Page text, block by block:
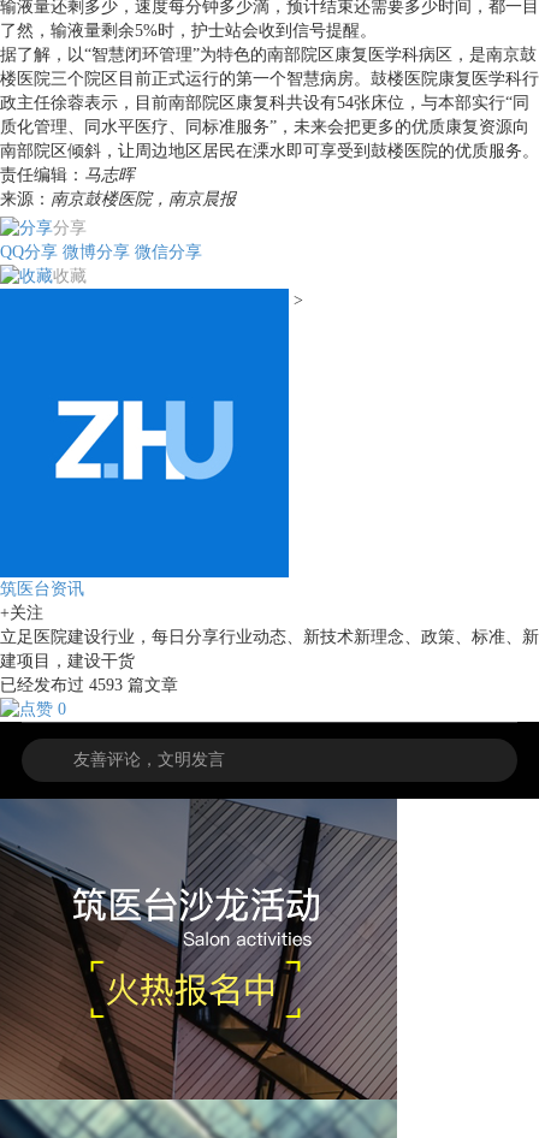
输液量还剩多少，速度每分钟多少滴，预计结束还需要多少时间，都一目
了然，输液量剩余5%时，护士站会收到信号提醒。
据了解，以“智慧闭环管理”为特色的南部院区康复医学科病区，是南京鼓
楼医院三个院区目前正式运行的第一个智慧病房。鼓楼医院康复医学科行
政主任徐蓉表示，目前南部院区康复科共设有54张床位，与本部实行“同
质化管理、同水平医疗、同标准服务”，未来会把更多的优质康复资源向
南部院区倾斜，让周边地区居民在溧水即可享受到鼓楼医院的优质服务。
责任编辑： 马志晖
来源： 南京鼓楼医院，南京晨报
分享
QQ分享 微博分享 微信分享
收藏
>
筑医台资讯
+关注
立足医院建设行业，每日分享行业动态、新技术新理念、政策、标准、新
建项目，建设干货
已经发布过 4593 篇文章
0